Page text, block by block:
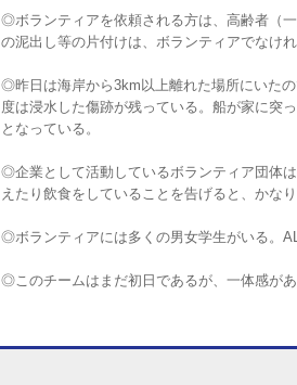
◎ボランティアを依頼される方は、高齢者（
の泥出し等の片付けは、ボランティアでなけ
◎昨日は海岸から3km以上離れた場所にいた
度は浸水した傷跡が残っている。船が家に突
となっている。
◎企業として活動しているボランティア団体
えたり飲食をしていることを告げると、かなり
◎ボランティアには多くの男女学生がいる。
◎このチームはまだ初日であるが、一体感があ